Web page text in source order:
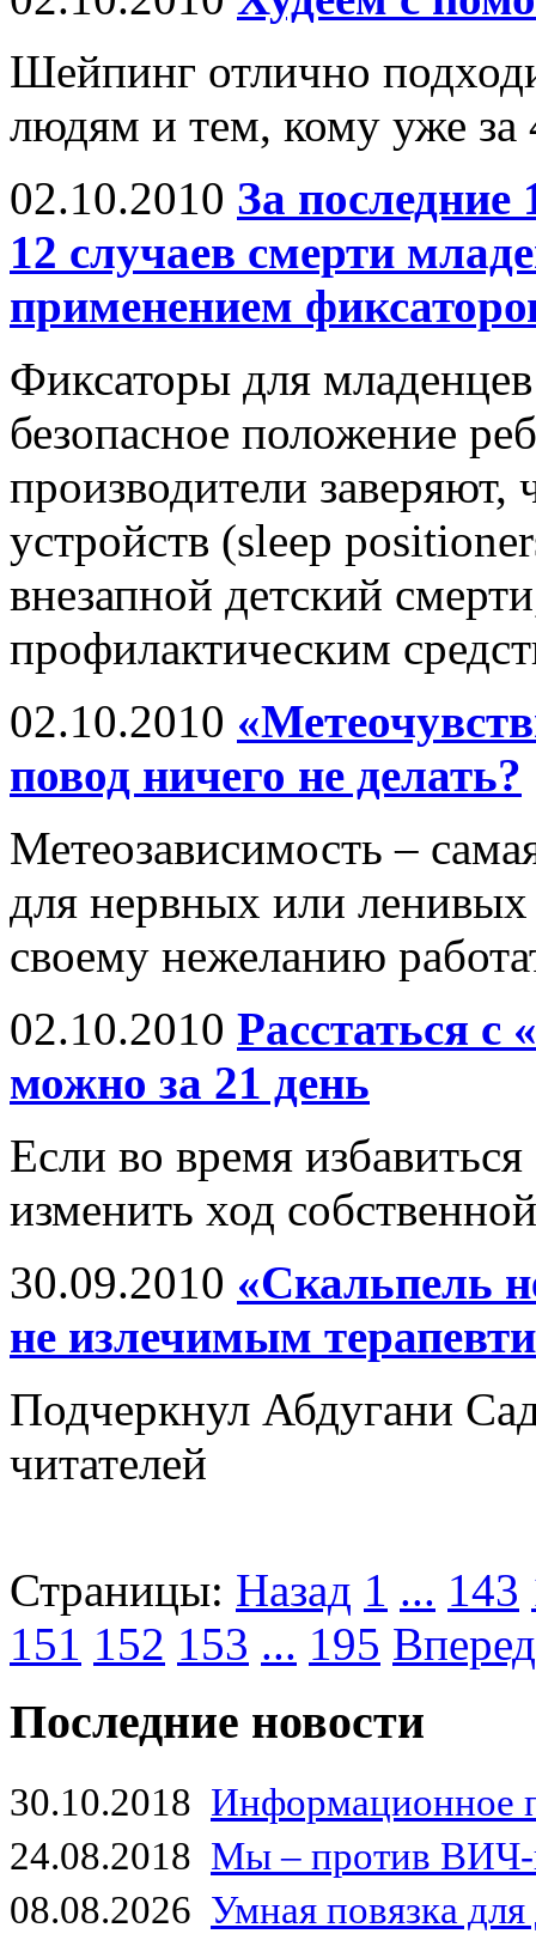
Шейпинг отлично
людям и тем, кому уже за
02.10.2010 За
12 случаев смерти
применением
Фиксаторы для
безопасное положение
производители заверяют,
устройств (sleep
внезапной детский
профилактическим
02.10.2010
повод ничего не делать?
Метеозависимость –
для нервных или
своему нежеланию
02.10.2010 Расстаться
можно за 21 день
Если во время
изменить ход
30.09.2010 «Скальпель
не излечимым
Подчеркнул Абдугани
читателей
Страницы: Назад 1 ... 143
151 152 153 ... 195 Вперед
Последние новости
30.10.2018 Информационное
24.08.2018 Мы – против
08.08.2026 Умная повязка